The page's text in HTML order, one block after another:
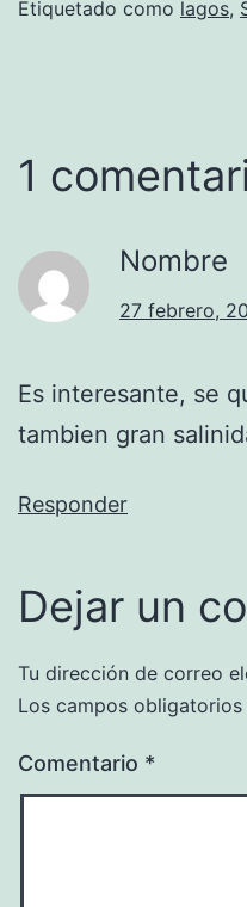
Etiquetado como lagos,
1
Nombre
27 febrero,
Es interesante, se
tambien gran
Responder
Dejar un
Tu dirección de correo
Los campos
Comentario *